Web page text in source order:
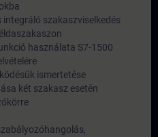
szakaszviselkedés
használata S7-1500
ismertetése
két szakasz esetén